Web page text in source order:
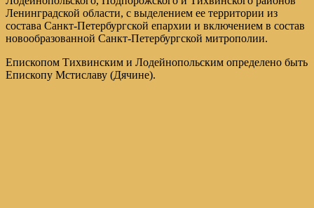
Ленинградской области, с выделением ее территории из
состава Санкт-Петербургской епархии и включением в состав
новообразованной Санкт-Петербургской митрополии.
Епископом Тихвинским и Лодейнопольским определено быть
Епископу Мстиславу (Дячине).